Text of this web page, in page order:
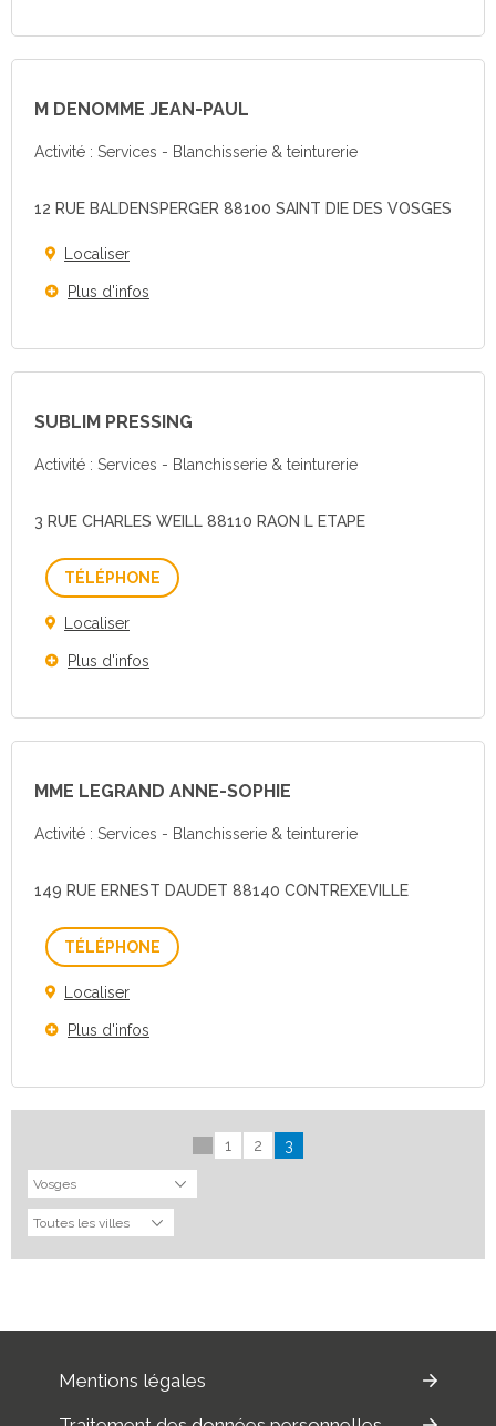
M DENOMME JEAN-PAUL
Activité : Services - Blanchisserie & teinturerie
12 RUE BALDENSPERGER 88100 SAINT DIE DES VOSGES
Localiser
Plus d'infos
SUBLIM PRESSING
Activité : Services - Blanchisserie & teinturerie
3 RUE CHARLES WEILL 88110 RAON L ETAPE
Téléphone
Localiser
Plus d'infos
MME LEGRAND ANNE-SOPHIE
Activité : Services - Blanchisserie & teinturerie
149 RUE ERNEST DAUDET 88140 CONTREXEVILLE
Téléphone
Localiser
Plus d'infos
1 2 3
Mentions légales